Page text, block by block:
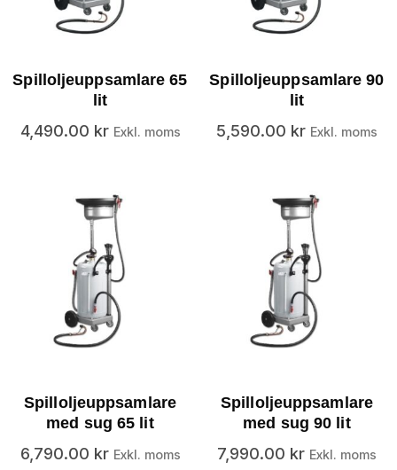
Spilloljeuppsamlare 65
lit
4,490.00 kr Exkl. moms
Spilloljeuppsamlare 90
lit
5,590.00 kr Exkl. moms
Spilloljeuppsamlare
med sug 65 lit
6,790.00 kr Exkl. moms
Spilloljeuppsamlare
med sug 90 lit
7,990.00 kr Exkl. moms